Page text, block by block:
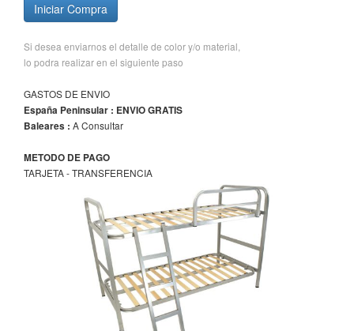
Iniciar Compra
Si desea enviarnos el detalle de color y/o material,
lo podra realizar en el siguiente paso
GASTOS DE ENVIO
España Peninsular : ENVIO GRATIS
Baleares : A Consultar
METODO DE PAGO
TARJETA - TRANSFERENCIA